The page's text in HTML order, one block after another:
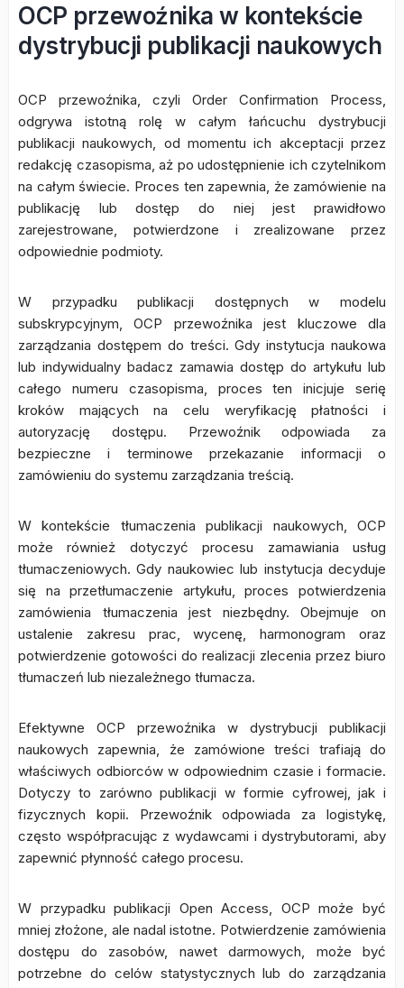
OCP przewoźnika w kontekście
dystrybucji publikacji naukowych
OCP przewoźnika, czyli Order Confirmation Process,
odgrywa istotną rolę w całym łańcuchu dystrybucji
publikacji naukowych, od momentu ich akceptacji przez
redakcję czasopisma, aż po udostępnienie ich czytelnikom
na całym świecie. Proces ten zapewnia, że zamówienie na
publikację lub dostęp do niej jest prawidłowo
zarejestrowane, potwierdzone i zrealizowane przez
odpowiednie podmioty.
W przypadku publikacji dostępnych w modelu
subskrypcyjnym, OCP przewoźnika jest kluczowe dla
zarządzania dostępem do treści. Gdy instytucja naukowa
lub indywidualny badacz zamawia dostęp do artykułu lub
całego numeru czasopisma, proces ten inicjuje serię
kroków mających na celu weryfikację płatności i
autoryzację dostępu. Przewoźnik odpowiada za
bezpieczne i terminowe przekazanie informacji o
zamówieniu do systemu zarządzania treścią.
W kontekście tłumaczenia publikacji naukowych, OCP
może również dotyczyć procesu zamawiania usług
tłumaczeniowych. Gdy naukowiec lub instytucja decyduje
się na przetłumaczenie artykułu, proces potwierdzenia
zamówienia tłumaczenia jest niezbędny. Obejmuje on
ustalenie zakresu prac, wycenę, harmonogram oraz
potwierdzenie gotowości do realizacji zlecenia przez biuro
tłumaczeń lub niezależnego tłumacza.
Efektywne OCP przewoźnika w dystrybucji publikacji
naukowych zapewnia, że zamówione treści trafiają do
właściwych odbiorców w odpowiednim czasie i formacie.
Dotyczy to zarówno publikacji w formie cyfrowej, jak i
fizycznych kopii. Przewoźnik odpowiada za logistykę,
często współpracując z wydawcami i dystrybutorami, aby
zapewnić płynność całego procesu.
W przypadku publikacji Open Access, OCP może być
mniej złożone, ale nadal istotne. Potwierdzenie zamówienia
dostępu do zasobów, nawet darmowych, może być
potrzebne do celów statystycznych lub do zarządzania